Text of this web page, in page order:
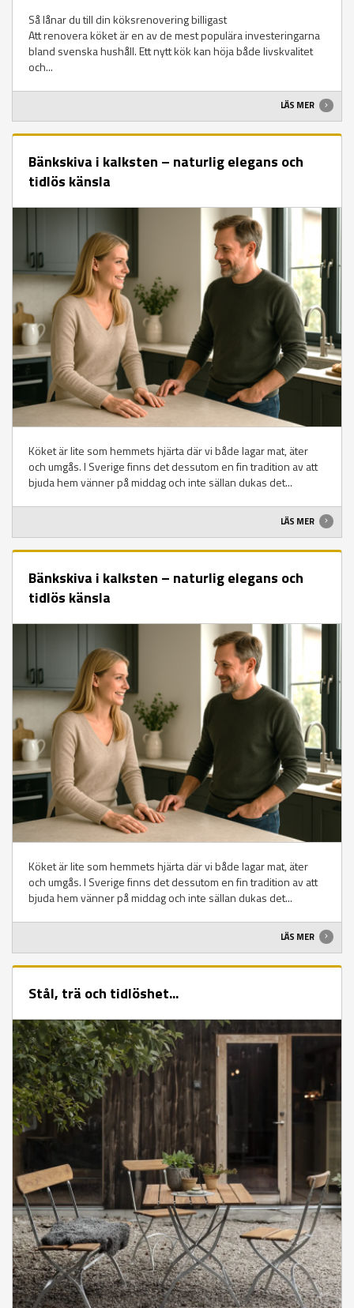
Så lånar du till din köksrenovering billigast
Att renovera köket är en av de mest populära investeringarna
bland svenska hushåll. Ett nytt kök kan höja både livskvalitet
och...
LÄS MER
Bänkskiva i kalksten – naturlig elegans och
tidlös känsla
Köket är lite som hemmets hjärta där vi både lagar mat, äter
och umgås. I Sverige finns det dessutom en fin tradition av att
bjuda hem vänner på middag och inte sällan dukas det...
LÄS MER
Bänkskiva i kalksten – naturlig elegans och
tidlös känsla
Köket är lite som hemmets hjärta där vi både lagar mat, äter
och umgås. I Sverige finns det dessutom en fin tradition av att
bjuda hem vänner på middag och inte sällan dukas det...
LÄS MER
Stål, trä och tidlöshet...